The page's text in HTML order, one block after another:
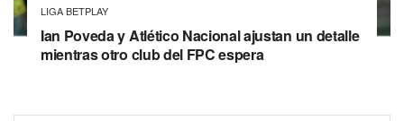
LIGA BETPLAY
Ian Poveda y Atlético Nacional ajustan un detalle
mientras otro club del FPC espera